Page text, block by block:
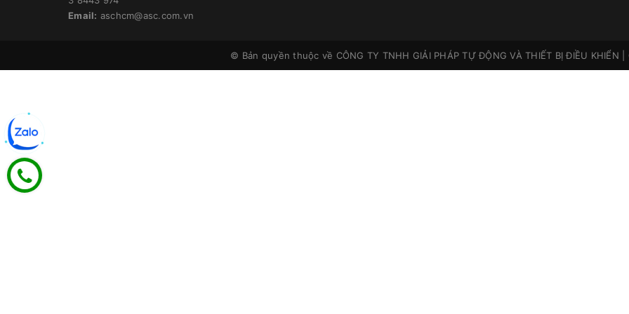
Email: aschcm@asc.com.vn
© Bản quyền thuộc về CÔNG TY TNHH GIẢI PHÁP TỰ ĐỘNG VÀ THIẾT BỊ ĐIỀU KHIỂN